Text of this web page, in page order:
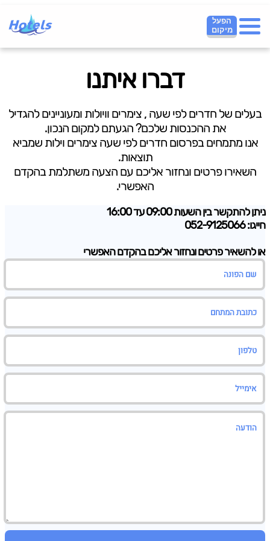
הפעל
מיקום
דברו איתנו
בעלים של חדרים לפי שעה , צימרים וויולות ומעוניינים להגדיל
את ההכנסות שלכם? הגעתם למקום הנכון.
אנו מתמחים בפרסום חדרים לפי שעה צימרים וילות שמביא
תוצאות.
השאירו פרטים ונחזור אליכם עם הצעה משתלמת בהקדם
האפשרי.
ניתן להתקשר בין השעות 09:00 עד 16:00
חייגו: 052-9125066
או להשאיר פרטים ונחזור אליכם בהקדם האפשרי